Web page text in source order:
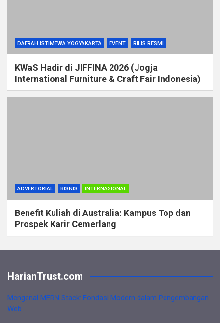
DAERAH ISTIMEWA YOGYAKARTA EVENT RILIS RESMI
KWaS Hadir di JIFFINA 2026 (Jogja
International Furniture & Craft Fair Indonesia)
ADVERTORIAL BISNIS INTERNASIONAL
Benefit Kuliah di Australia: Kampus Top dan
Prospek Karir Cemerlang
HarianTrust.com
Mengenal MERN Stack: Fondasi Modern dalam Pengembangan
Web